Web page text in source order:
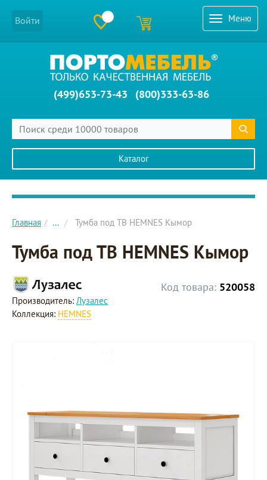
Меню
Войти
(499)653-73-43 (800)333-63-86
Каталог
Главное меню сайта
Главная ... Тумба под ТВ HEMNES Кымор
Тумба под ТВ HEMNES Кымор
Код товара: 520058
Производитель: Лузалес
Коллекция: HEMNES